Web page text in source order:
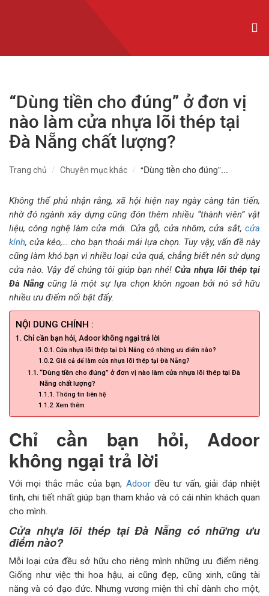
CỬA NHÔM XINGFA NHẬP KHẨU
CỬA NHÔM TRƯỢT QUAY
CỬA NHÔM THỦY LỰC
CỬA CUỐN KHE THOÁNG
CỬA CUỐN ÚC
CỬA CUỐN ĐÀI LOAN
CỬA CỔNG TỰ ĐỘNG
CỬA KÍNH TỰ ĐỘNG
GIẾNG TRỜI TỰ ĐỘNG
“Dùng tiền cho đúng” ở đơn vị
nào làm cửa nhựa lõi thép tại
Đà Nẵng chất lượng?
Trang chủ Chuyên mục khác “Dùng tiền cho đúng”...
Không thể phủ nhận rằng, xã hội hiện nay ngày càng tân tiến,
nhờ đó ngành xây dựng cũng đón thêm nhiều “thành viên” vật
liệu, công nghệ làm cửa mới. Cửa gỗ, cửa nhôm, cửa sắt, cửa
kính, cửa kéo,… cho bạn thoải mái lựa chọn. Tuy vậy, vấn đề này
cũng làm khó bạn vì nhiều loại cửa quá, chẳng biết nên sử dụng
cửa nào. Vậy để chúng tôi giúp bạn nhé! Cửa nhựa lõi thép tại
Đà Nẵng cũng là một sự lựa chọn khôn ngoan bởi nó sở hữu
nhiều ưu điểm nổi bật đấy.
NỘI DUNG CHÍNH :
Chỉ cần bạn hỏi, Adoor không ngại trả lời
Cửa nhựa lõi thép tại Đà Nẵng có những ưu điểm nào?
Giá cả để làm cửa nhựa lõi thép tại Đà Nẵng?
“Dùng tiền cho đúng” ở đơn vị nào làm cửa nhựa lõi thép tại Đà
Nẵng chất lượng?
Thông tin liên hệ
Xem thêm
Chỉ cần bạn hỏi, Adoor
không ngại trả lời
Với mọi thắc mắc của bạn, Adoorđều tư vấn, giải đáp nhiệt
tình, chi tiết nhất giúp bạn tham khảo và có cái nhìn khách quan
cho mình.
Cửa nhựa lõi thép tại Đà Nẵng có những ưu
điểm nào?
Mỗi loại cửa đều sở hữu cho riêng mình những ưu điểm riêng.
Giống như việc thi hoa hậu, ai cũng đẹp, cũng xinh, cũng tài
năng và có đạo đức. Nhưng vương miện thì chỉ dành cho một,